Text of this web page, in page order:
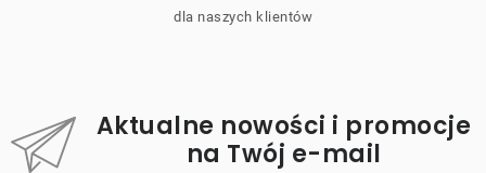
dla naszych klientów
Aktualne nowości i promocje
na Twój e-mail